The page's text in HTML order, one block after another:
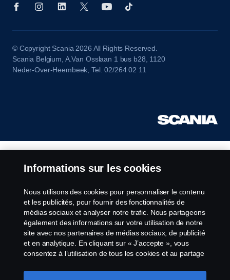
© Copyright Scania 2026 All Rights Reserved.
Scania Belgium, A.Van Osslaan 1 bus b28, 1120
Neder-Over-Heembeek, Tel. 02/264 02 11
Informations sur les cookies
Nous utilisons des cookies pour personnaliser le contenu
et les publicités, pour fournir des fonctionnalités de
médias sociaux et analyser notre trafic. Nous partageons
également des informations sur votre utilisation de notre
site avec nos partenaires de médias sociaux, de publicité
et en analytique. En cliquant sur « J’accepte », vous
consentez à l’utilisation de tous les cookies et au partage
cookies en cliquant sur « Paramètres des cookies » et en